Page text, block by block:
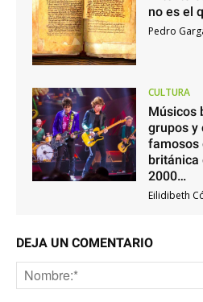
no es el
Pedro
CULTURA
Músicos
grupos y
famosos
británica
2000…
Eilidibeth
DEJA UN COMENTARIO